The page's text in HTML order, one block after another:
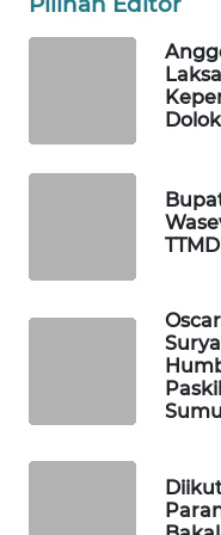
TTMD
HEALTH
KELISTRIKAN